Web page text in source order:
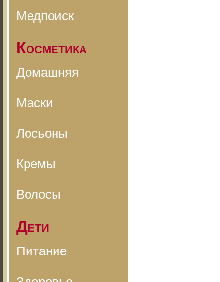
Медпоиск
Косметика
Домашняя
Маски
Лосьоны
Кремы
Волосы
Дети
Питание